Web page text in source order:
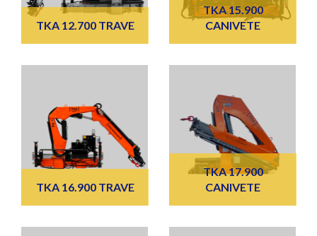
TKA 12.700 TRAVE
TKA 15.900
CANIVETE
TKA 16.900 TRAVE
TKA 17.900
CANIVETE